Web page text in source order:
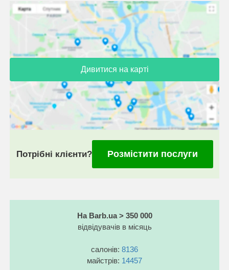
Дивитися на карті
Потрібні клієнти? Розмістити послуги
На Barb.ua > 350 000
відвідувачів в місяць
салонів: 8136
майстрів: 14457